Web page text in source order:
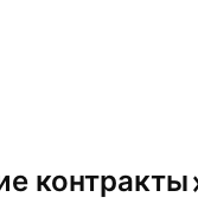
контракты